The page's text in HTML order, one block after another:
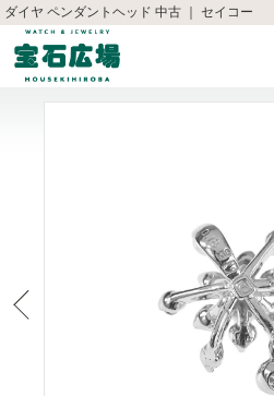
ダイヤ ペンダントヘッド 中古 ｜ セイコー